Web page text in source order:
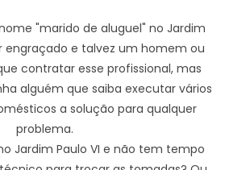
"marido de aluguel" no Jardim
engraçado e talvez um homem ou
contratar esse profissional, mas
alguém que saiba executar vários
a solução para qualquer
problema.
Jardim Paulo VI e não tem tempo